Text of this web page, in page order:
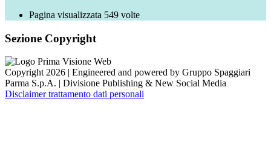
Pagina visualizzata 549 volte
Sezione Copyright
Copyright 2026 | Engineered and powered by Gruppo Spaggiari
Parma S.p.A. | Divisione Publishing & New Social Media
Disclaimer trattamento dati personali